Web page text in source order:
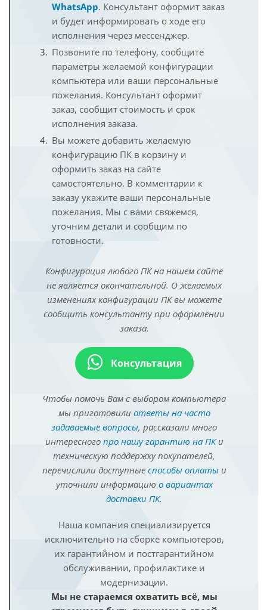
WhatsApp. Консультант оформит заказ
и будет информировать о ходе его
исполнения через мессенджер.
Позвоните по телефону, сообщите
параметры желаемой конфигурации
компьютера или ваши персональные
пожелания. Консультант оформит
заказ, сообщит стоимость и срок
исполнения заказа.
Вы можете добавить желаемую
конфигурацию ПК в корзину и
оформить заказ на сайте
самостоятельно. В комментарии к
заказу укажите ваши персональные
пожелания. Мы с вами свяжемся,
уточним детали и сообщим по
готовности.
Конфигурация любого ПК на нашем сайте
не является окончательной. О желаемых
изменениях конфигурации ПК вы можете
сообщить консультанту при оформлении
заказа.
Консультация
Чтобы помочь Вам с выбором компьютера
мы приготовили ответы на часто
задаваемые вопросы, рассказали много
интересного про нашу гарантию на ПКи
техническую поддержку покупателей,
перечислили доступные способы оплатыи
уточнили информацию о вариантах
доставки ПК.
Наша компания специализируется
исключительно на сборке компьютеров,
их гарантийном и постгарантийном
обслуживании, профилактике и
модернизации.
Мы не стараемся охватить всё, мы